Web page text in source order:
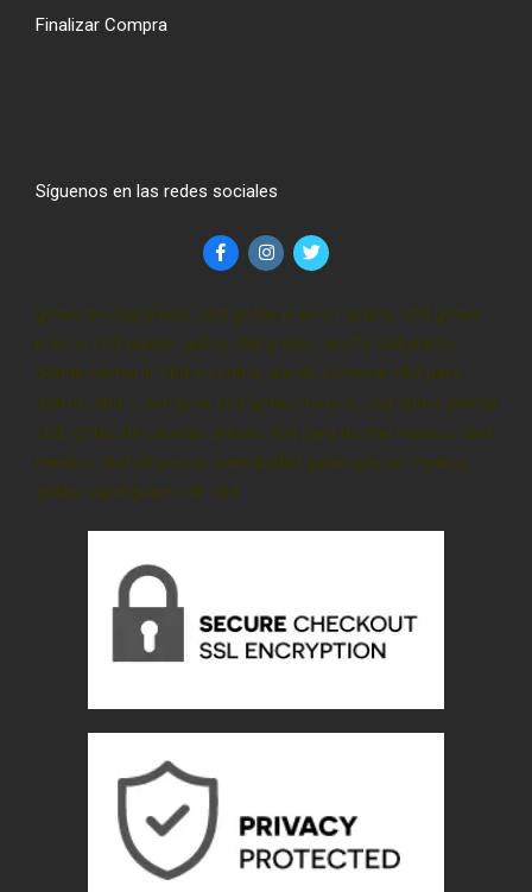
Finalizar Compra
Síguenos en las redes sociales
gotas de cbd precio, cbd gotas precio méxico, cbd gotas
precio, cbd precio, gotas cbd precio, aceite cbd precio,
donde comprar cbd en cdmx, donde comprar cbd para
dormir, cbd – comprar, cbd gotas méxico, cbd cdmx, pluma
cbd, gotas de cannabi precio, cbd para dormir méxico, cbd
mexico, cbd oil precio, cannabidiol gotas precio méxico,
gotas sublinguales de cbd